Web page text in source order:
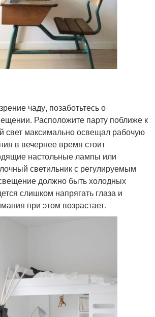
чаду, позаботьтесь о
Расположите парту поближе к
свет максимально освещал рабочую
в вечернее время стоит
настольные лампы или
светильник с регулируемым
должно быть холодных
слишком напрягать глаза и
при этом возрастает.